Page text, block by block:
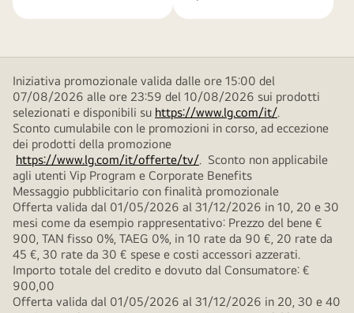
Iniziativa promozionale valida dalle ore 15:00 del
07/08/2026 alle ore 23:59 del 10/08/2026 sui prodotti
selezionati e disponibili su https://www.lg.com/it/.
Sconto cumulabile con le promozioni in corso, ad eccezione
dei prodotti della promozione
https://www.lg.com/it/offerte/tv/. Sconto non applicabile
agli utenti Vip Program e Corporate Benefits
Messaggio pubblicitario con finalità promozionale
Offerta valida dal 01/05/2026 al 31/12/2026 in 10, 20 e 30
mesi come da esempio rappresentativo: Prezzo del bene €
900, TAN fisso 0%, TAEG 0%, in 10 rate da 90 €, 20 rate da
45 €, 30 rate da 30 € spese e costi accessori azzerati.
Importo totale del credito e dovuto dal Consumatore: €
900,00
Offerta valida dal 01/05/2026 al 31/12/2026 in 20, 30 e 40